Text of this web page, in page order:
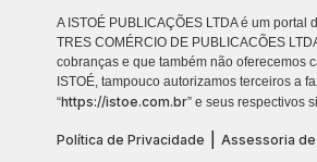
A ISTOÉ PUBLICAÇÕES LTDA é um
TRES COMÉRCIO DE PUBLICACÕES
cobranças e que também não oferecemos
ISTOÉ, tampouco autorizamos terceiros a
“https://istoe.com.br” e seus respectivos
Política de Privacidade Assessoria